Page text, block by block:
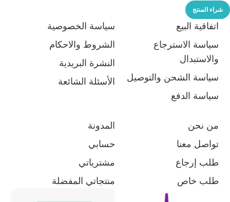
شراء المنتج
اتفاقية البيع
سياسة الاسترجاع
والاستبدال
سياسة الشحن والتوصيل
سياسة الدفع
سياسة الخصوصية
الشروط والاحكام
النشرة البريدية
الأسئلة الشائعة
من نحن
تواصل معنا
طلب إرجاع
طلب خاص
المدونة
حسابي
مشترياتي
منتجاتي المفضلة